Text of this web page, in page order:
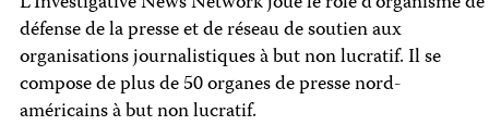
défense de la presse et de réseau de soutien aux
organisations journalistiques à but non lucratif. Il se
compose de plus de 50 organes de presse nord-
américains à but non lucratif.